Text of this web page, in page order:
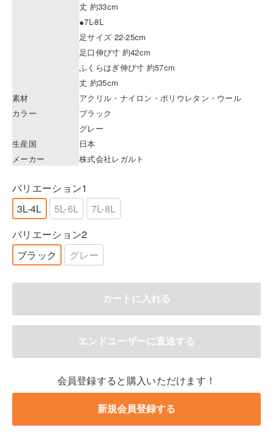
丈 約33cm
●7L-8L
足サイズ 22-25cm
足口伸び寸 約42cm
ふくらはぎ伸び寸 約57cm
丈 約35cm
素材
アクリル・ナイロン・ポリウレタン・ウール
カラー
ブラック
グレー
生産国
日本
メーカー
株式会社レガルト
バリエーション1
3L-4L
5L-6L
7L-8L
バリエーション2
ブラック
グレー
会員登録すると購入いただけます！